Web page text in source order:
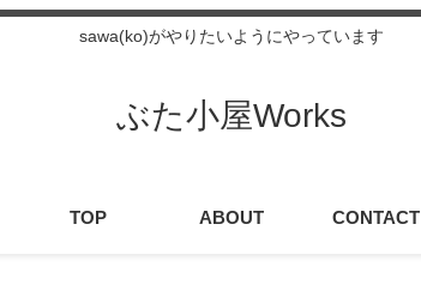
sawa(ko)がやりたいようにやっています
ぶた小屋Works
TOP ABOUT CONTACT